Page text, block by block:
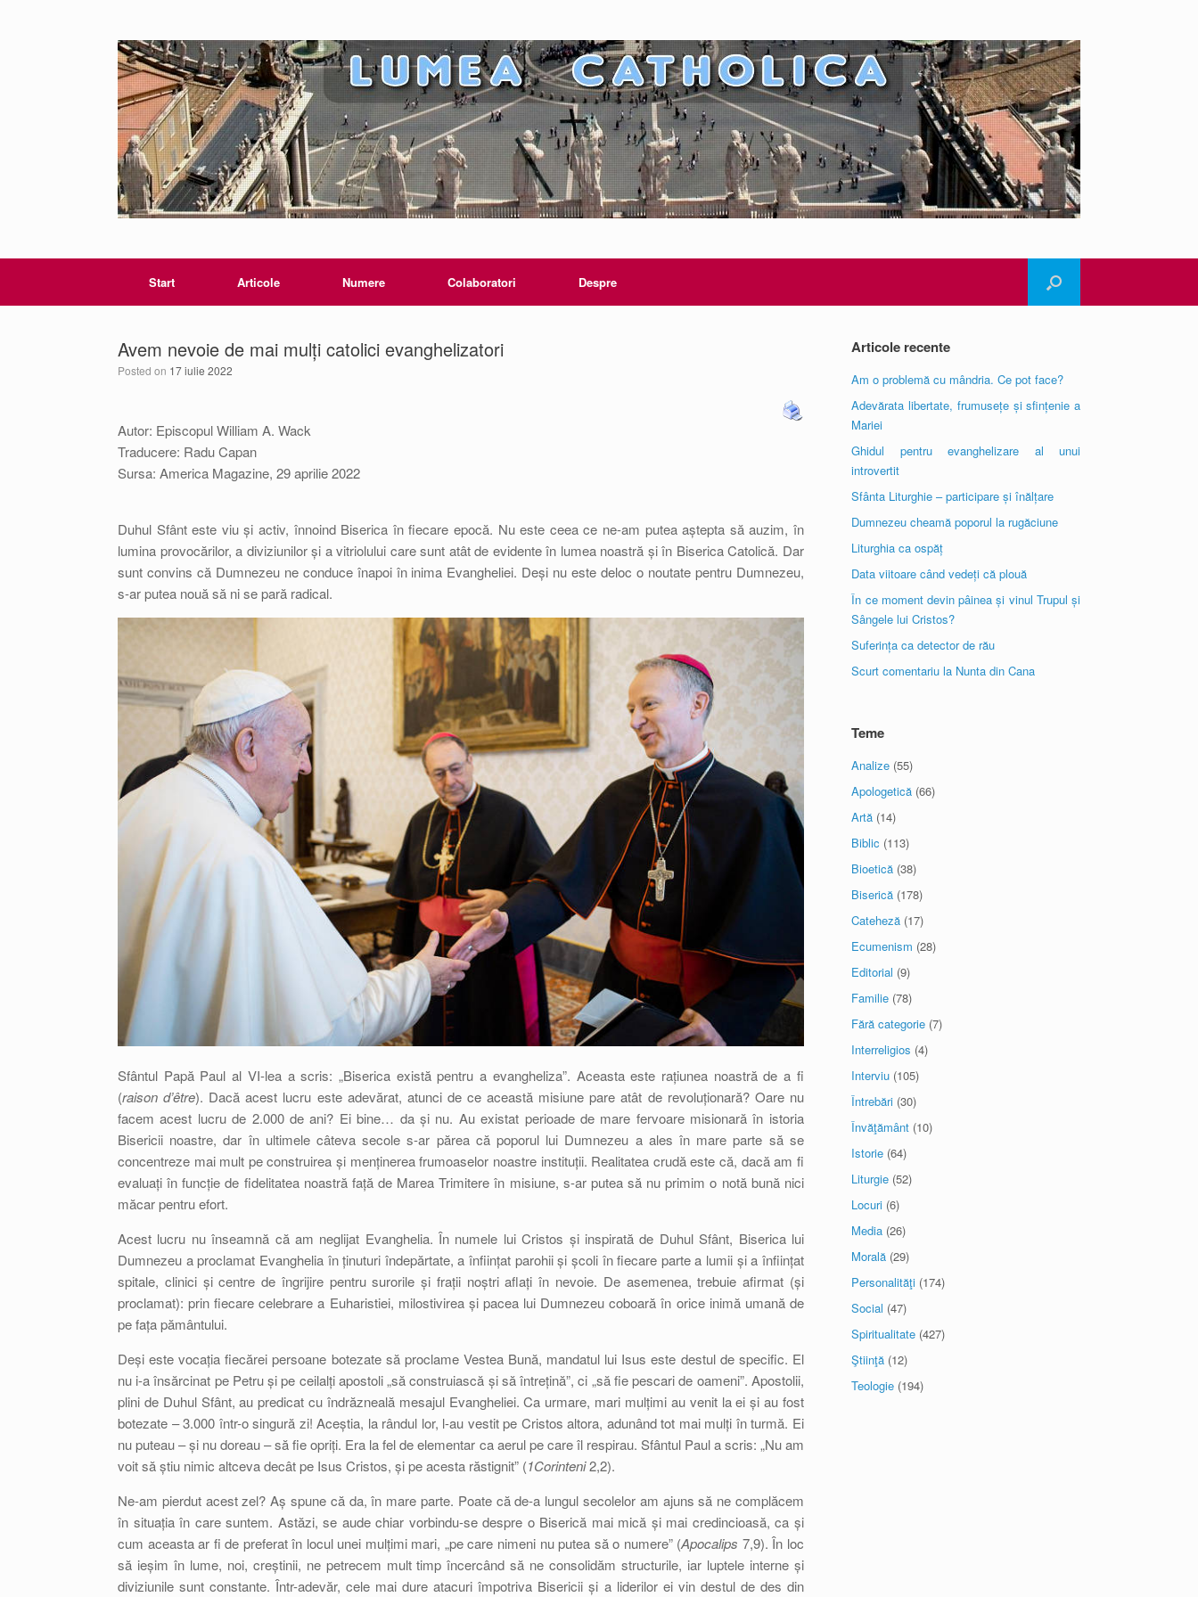
Start Articole Numere Colaboratori Despre
Avem nevoie de mai mulți catolici evanghelizatori
Posted on 17 iulie 2022
Autor: Episcopul William A. Wack
Traducere: Radu Capan
Sursa: America Magazine, 29 aprilie 2022
Duhul Sfânt este viu și activ, înnoind Biserica în fiecare epocă. Nu este ceea ce ne-am putea aștepta să auzim, în
lumina provocărilor, a diviziunilor și a vitriolului care sunt atât de evidente în lumea noastră și în Biserica Catolică. Dar
sunt convins că Dumnezeu ne conduce înapoi în inima Evangheliei. Deși nu este deloc o noutate pentru Dumnezeu,
s-ar putea nouă să ni se pară radical.
Sfântul Papă Paul al VI-lea a scris: „Biserica există pentru a evangheliza”. Aceasta este rațiunea noastră de a fi
(raison d’être). Dacă acest lucru este adevărat, atunci de ce această misiune pare atât de revoluționară? Oare nu
facem acest lucru de 2.000 de ani? Ei bine… da și nu. Au existat perioade de mare fervoare misionară în istoria
Bisericii noastre, dar în ultimele câteva secole s-ar părea că poporul lui Dumnezeu a ales în mare parte să se
concentreze mai mult pe construirea și menținerea frumoaselor noastre instituții. Realitatea crudă este că, dacă am fi
evaluați în funcție de fidelitatea noastră față de Marea Trimitere în misiune, s-ar putea să nu primim o notă bună nici
măcar pentru efort.
Acest lucru nu înseamnă că am neglijat Evanghelia. În numele lui Cristos și inspirată de Duhul Sfânt, Biserica lui
Dumnezeu a proclamat Evanghelia în ținuturi îndepărtate, a înființat parohii și școli în fiecare parte a lumii și a înființat
spitale, clinici și centre de îngrijire pentru surorile și frații noștri aflați în nevoie. De asemenea, trebuie afirmat (și
proclamat): prin fiecare celebrare a Euharistiei, milostivirea și pacea lui Dumnezeu coboară în orice inimă umană de
pe fața pământului.
Deși este vocația fiecărei persoane botezate să proclame Vestea Bună, mandatul lui Isus este destul de specific. El
nu i-a însărcinat pe Petru și pe ceilalți apostoli „să construiască și să întrețină”, ci „să fie pescari de oameni”. Apostolii,
plini de Duhul Sfânt, au predicat cu îndrăzneală mesajul Evangheliei. Ca urmare, mari mulțimi au venit la ei și au fost
botezate – 3.000 într-o singură zi! Aceștia, la rândul lor, l-au vestit pe Cristos altora, adunând tot mai mulți în turmă. Ei
nu puteau – și nu doreau – să fie opriți. Era la fel de elementar ca aerul pe care îl respirau. Sfântul Paul a scris: „Nu am
voit să știu nimic altceva decât pe Isus Cristos, și pe acesta răstignit” (1Corinteni2,2).
Ne-am pierdut acest zel? Aș spune că da, în mare parte. Poate că de-a lungul secolelor am ajuns să ne complăcem
în situația în care suntem. Astăzi, se aude chiar vorbindu-se despre o Biserică mai mică și mai credincioasă, ca și
cum aceasta ar fi de preferat în locul unei mulțimi mari, „pe care nimeni nu putea să o numere” (Apocalips 7,9). În loc
să ieșim în lume, noi, creștinii, ne petrecem mult timp încercând să ne consolidăm structurile, iar luptele interne și
diviziunile sunt constante. Într-adevăr, cele mai dure atacuri împotriva Bisericii și a liderilor ei vin destul de des din
Articole recente
Am o problemă cu mândria. Ce pot face?
Adevărata libertate, frumusețe și sfințenie a
Mariei
Ghidul pentru evanghelizare al unui
introvertit
Sfânta Liturghie – participare și înălțare
Dumnezeu cheamă poporul la rugăciune
Liturghia ca ospăț
Data viitoare când vedeți că plouă
În ce moment devin pâinea și vinul Trupul și
Sângele lui Cristos?
Suferința ca detector de rău
Scurt comentariu la Nunta din Cana
Teme
Analize (55)
Apologetică (66)
Artă (14)
Biblic (113)
Bioetică (38)
Biserică (178)
Cateheză (17)
Ecumenism (28)
Editorial (9)
Familie (78)
Fără categorie (7)
Interreligios (4)
Interviu (105)
Întrebări (30)
Învăţământ (10)
Istorie (64)
Liturgie (52)
Locuri (6)
Media (26)
Morală (29)
Personalităţi (174)
Social (47)
Spiritualitate (427)
Ştiinţă (12)
Teologie (194)